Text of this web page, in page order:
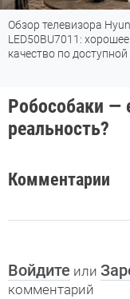
Обзор телевизора
LED50BU7011: хорошее
качество по доступной
Робособаки —
реальность?
Комментарии
Войдите или
комментарий